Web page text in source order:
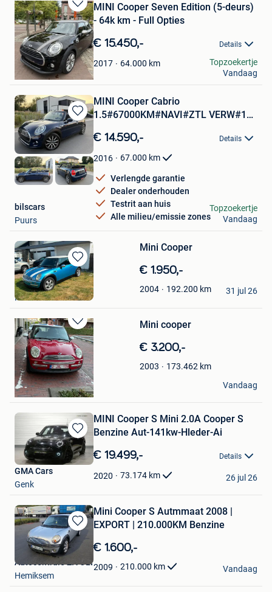
Bewaren
in
Mijn
Favorieten
MINI Cooper Seven Edition (5-deurs)
- 64k km - Full Opties
€ 15.450,- Details
2017 64.000 km
Sarah De Velder
Hamme
Topzoekertje
Vandaag
Bewaren
in
Mijn
Favorieten
MINI Cooper Cabrio
1.5#67000KM#NAVI#ZTL VERW#12
€ 14.590,- Details
2016 67.000 km
Verlengde garantie
Dealer onderhouden
Testrit aan huis
Alle milieu/emissie zones
bilscars
Puurs
Topzoekertje
Vandaag
Bewaren
in
Mijn
Favorieten
Mini Cooper
€ 1.950,-
2004 192.200 km
Bajram
Hamme
31 jul 26
Bewaren
in
Mijn
Favorieten
Mini cooper
€ 3.200,-
2003 173.462 km
Mako Polak
Zulte
Vandaag
Bewaren
in
Mijn
Favorieten
MINI Cooper S Mini 2.0A Cooper S
Benzine Aut-141kw-Hleder-Ai
€ 19.499,- Details
2020 73.174 km
GMA Cars
Genk
26 jul 26
Bewaren
in
Mijn
Favorieten
Mini Cooper S Autmmaat 2008 |
EXPORT | 210.000KM Benzine
€ 1.600,-
2009 210.000 km
Autocentrale ZIVOLI
Hemiksem
Vandaag